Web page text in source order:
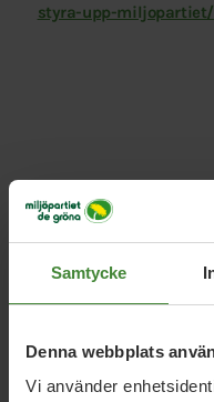
Samtycke
Denna webbplats
Vi använder
styra-upp-miljopartiet/
5 augusti 2026
Miljöpartiet: